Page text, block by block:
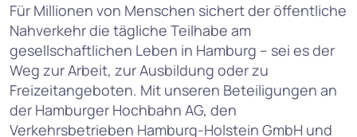
Für Millionen von Menschen sichert der öffentliche
Nahverkehr die tägliche Teilhabe am
gesellschaftlichen Leben in Hamburg – sei es der
Weg zur Arbeit, zur Ausbildung oder zu
Freizeitangeboten. Mit unseren Beteiligungen an
der Hamburger Hochbahn AG, den
Verkehrsbetrieben Hamburg-Holstein GmbH und